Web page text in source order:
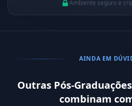
Ambiente seguro e
AINDA EM
Outras Pós-
combinam